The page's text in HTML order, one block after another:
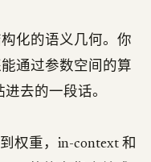
化的语义几何。你
通过参数空间的算
去的一段话。
权重，in-context 和